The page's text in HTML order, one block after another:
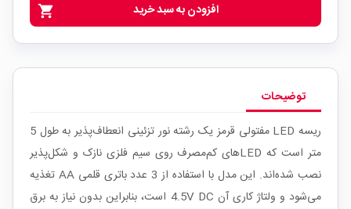
shopping_cart افزودن به سبد خرید
توضیحات
ریسه LED مفتولی قرمز یک رشته نور تزئینی انعطاف‌پذیر به طول 5
متر است که LEDهای کم‌مصرف روی سیم فلزی نازک و شکل‌پذیر
نصب شده‌اند. این مدل با استفاده از 3 عدد باتری قلمی AA تغذیه
می‌شود و ولتاژ کاری آن 4.5V DC است، بنابراین بدون نیاز به برق